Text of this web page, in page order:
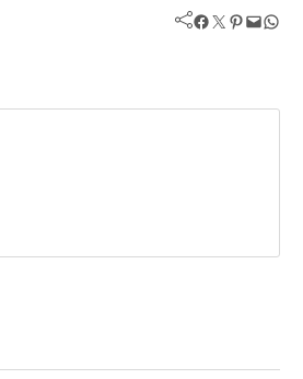
Facebook Twitter Pinterest Mail WhatsApp